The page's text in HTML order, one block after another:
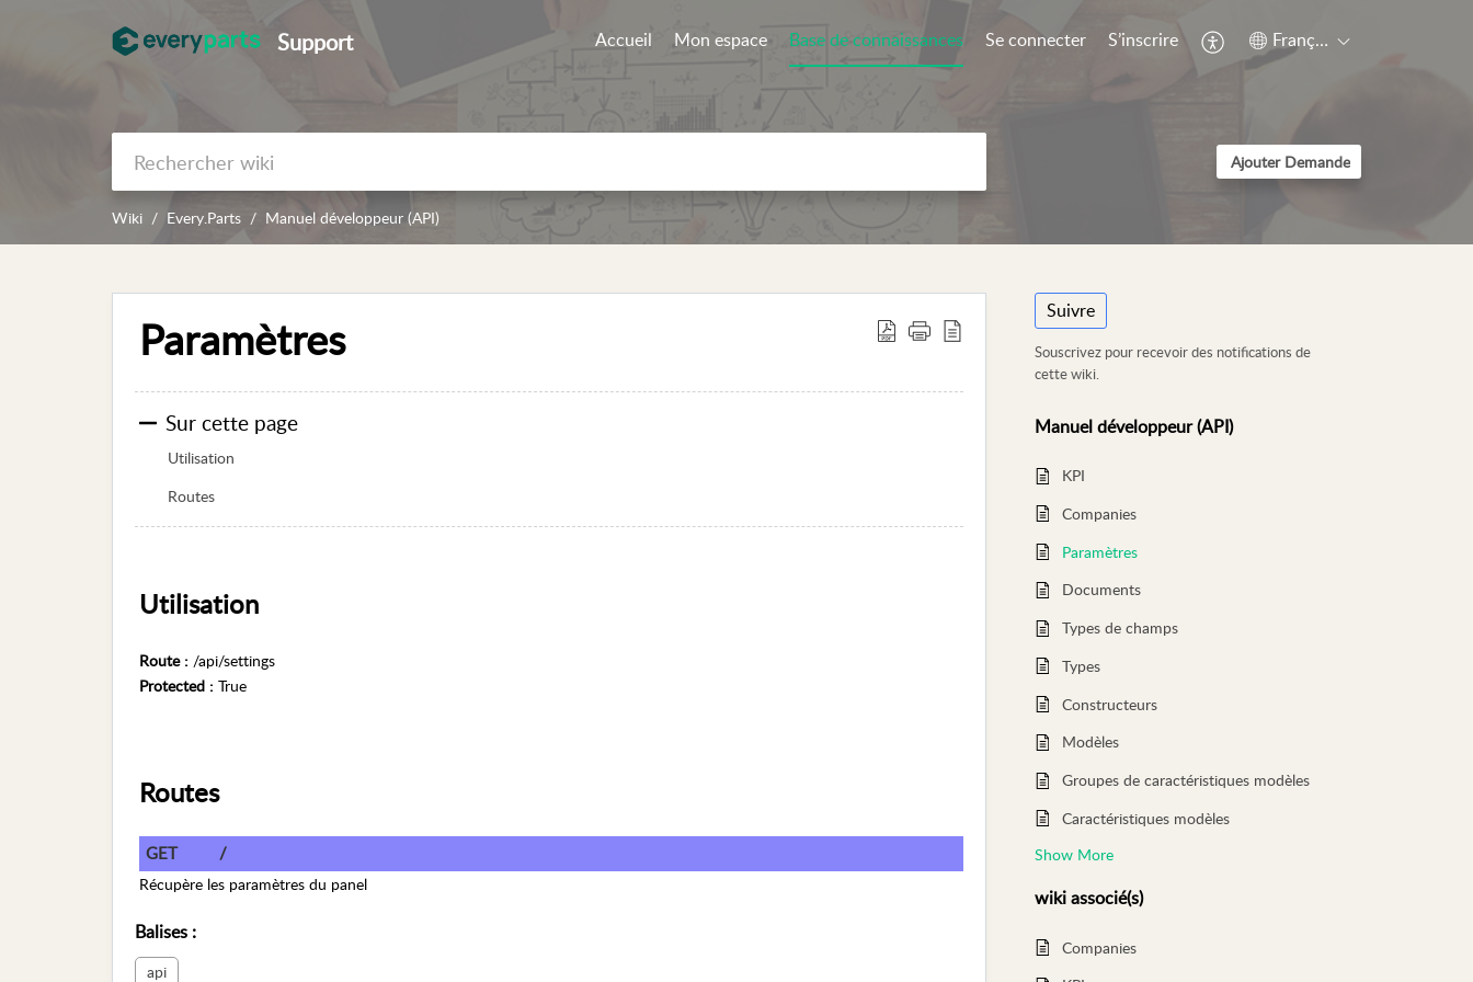
Support Accueil Mon espace Base de connaissances Se connecter S’inscrire Français (France)
Ajouter Demande
Wiki Every.Parts Manuel développeur (API)
Paramètres
Sur cette page
Utilisation
Routes
Utilisation
Route : /api/settings
Protected : True
Routes
GET /
Récupère les paramètres du panel
Balises :
api
Suivre
Souscrivez pour recevoir des notifications de
cette wiki.
Manuel développeur (API)
KPI
Companies
Paramètres
Documents
Types de champs
Types
Constructeurs
Modèles
Groupes de caractéristiques modèles
Caractéristiques modèles
Show More
wikiassocié(s)
Companies